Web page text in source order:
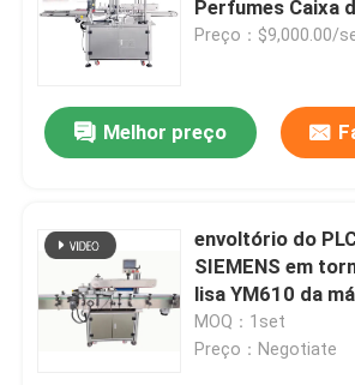
Máquina tampando de enchimento
Máquina da selagem da indução
Máquina de enchimento do molho
Acessórios da máquina de
Perfumes Caixa
Corner Sealing
Preço：$9,000.00/
Melhor preço
envoltório do
SIEMENS em
lisa YM610 da
etiquetas da
farmacêutico
MOQ：1set
Preço：Negotiate